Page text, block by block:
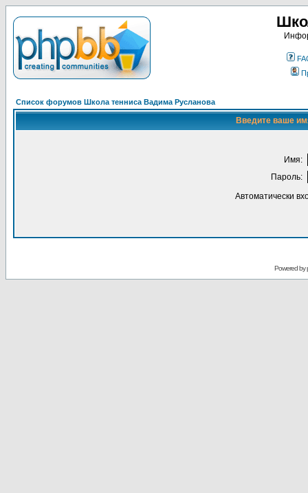
Список форумов Школа тенниса Вадима Русланова
Введите ваше
Имя:
Пароль:
Автоматически
Powered by